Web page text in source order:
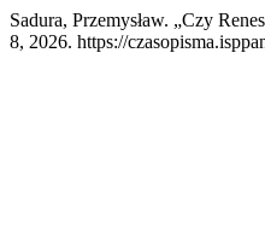
Sadura, Przemysław. „Czy
8, 2026. https://